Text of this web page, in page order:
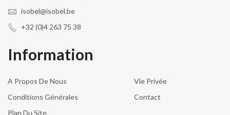
isobel@isobel.be
+32 (0)4 263 75 38
Information
A Propos De Nous
Vie Privée
Conditions Générales
Contact
Plan Du Site